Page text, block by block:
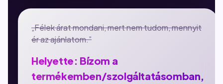
„Félek árat mondani, mert nem tudom, mennyit
ér az ajánlatom.”
Helyette: Bízom a
termékemben/szolgáltatásomban,